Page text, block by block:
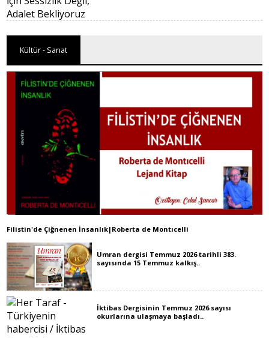
Kültür - Sanat
Filistin'de Çiğnenen İnsanlık|Roberta de Montıcelli
Umran dergisi Temmuz 2026 tarihli 383.
sayısında 15 Temmuz kalkış..
İktibas Dergisinin Temmuz 2026 sayısı
okurlarına ulaşmaya başladı..